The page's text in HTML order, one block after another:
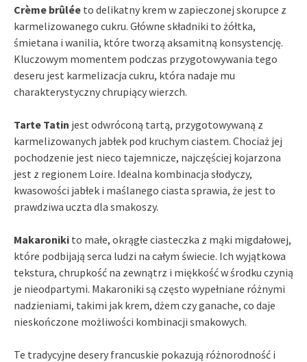
Crème brûlée to delikatny krem w zapieczonej skorupce z
karmelizowanego cukru. Główne składniki to żółtka,
śmietana i wanilia, które tworzą aksamitną konsystencję.
Kluczowym momentem podczas przygotowywania tego
deseru jest karmelizacja cukru, która nadaje mu
charakterystyczny chrupiący wierzch.
Tarte Tatin jest odwróconą tartą, przygotowywaną z
karmelizowanych jabłek pod kruchym ciastem. Chociaż jej
pochodzenie jest nieco tajemnicze, najczęściej kojarzona
jest z regionem Loire. Idealna kombinacja słodyczy,
kwasowości jabłek i maślanego ciasta sprawia, że jest to
prawdziwa uczta dla smakoszy.
Makaroniki to małe, okrągłe ciasteczka z mąki migdałowej,
które podbijają serca ludzi na całym świecie. Ich wyjątkowa
tekstura, chrupkość na zewnątrz i miękkość w środku czynią
je nieodpartymi. Makaroniki są często wypełniane różnymi
nadzieniami, takimi jak krem, dżem czy ganache, co daje
nieskończone możliwości kombinacji smakowych.
Te tradycyjne desery francuskie pokazują różnorodność i